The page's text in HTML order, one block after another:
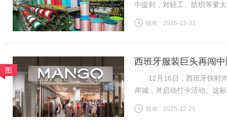
中提到，对轻工、纺织等量
吸纳就业等方面发挥着重要
领布 2025-12-31
图
西班牙服装巨头再闯
12月16日，西班牙快时尚
岸城，并启动打卡活动。
20世纪80年代初，西班牙开
领布 2025-12-25